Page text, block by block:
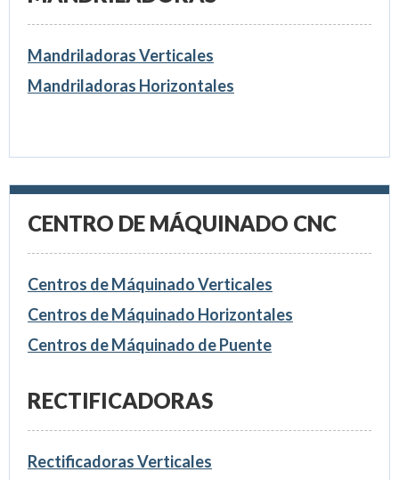
Mandriladoras Verticales
Mandriladoras Horizontales
CENTRO DE MÁQUINADO CNC
Centros de Máquinado Verticales
Centros de Máquinado Horizontales
Centros de Máquinado de Puente
RECTIFICADORAS
Rectificadoras Verticales